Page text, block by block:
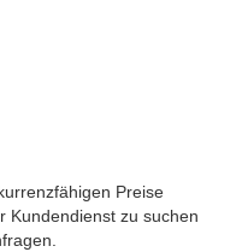
Preise
Kundendienst zu suchen